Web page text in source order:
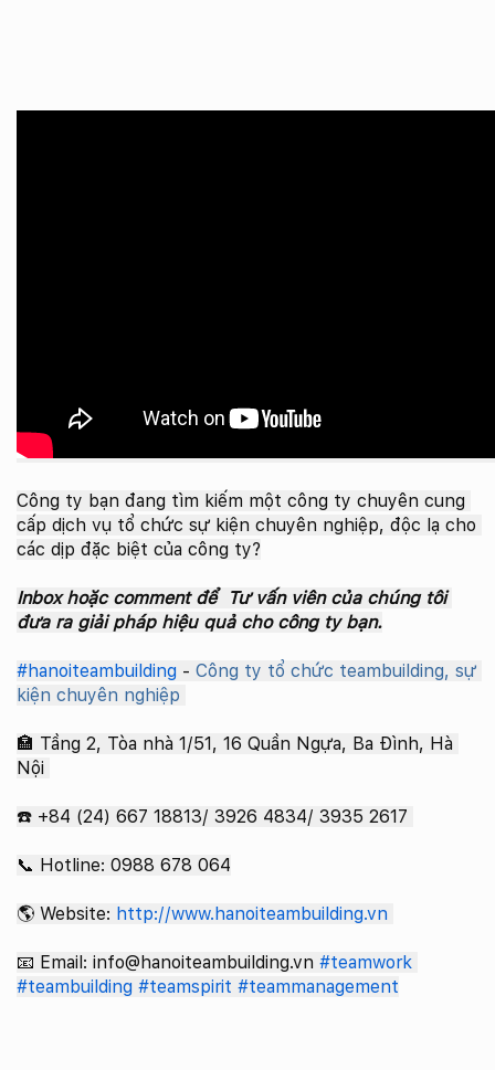
Công ty bạn đang tìm kiếm một công ty chuyên cung
cấp dịch vụ tổ chức sự kiện chuyên nghiệp, độc lạ cho
các dịp đặc biệt của công ty?
Inbox hoặc comment để  Tư vấn viên của chúng tôi
đưa ra giải pháp hiệu quả cho công ty bạn.
#hanoiteambuilding - Công ty tổ chức teambuilding, sự
kiện chuyên nghiệp
🏣 Tầng 2, Tòa nhà 1/51, 16 Quần Ngựa, Ba Đình, Hà
Nội
☎️ +84 (24) 667 18813/ 3926 4834/ 3935 2617
📞 Hotline: 0988 678 064
🌎 Website: http://www.hanoiteambuilding.vn
📧 Email: info@hanoiteambuilding.vn #teamwork
#teambuilding #teamspirit #teammanagement